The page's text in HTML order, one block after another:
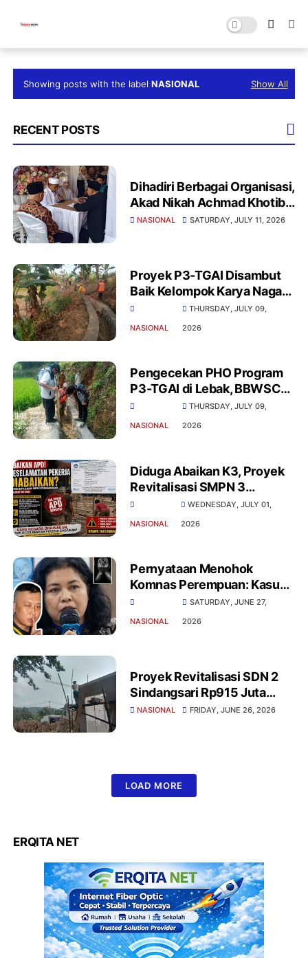
Showing posts with the labelNASIONAL Show All
RECENT POSTS
Dihadiri Berbagai Organisasi,
Akad Nikah Achmad Khotib
dan Wiwin Winarti
NASIONAL SATURDAY, JULY 11, 2026
Proyek P3-TGAI Disambut
Baik Kelompok Karya Naga
Cihara Lebak, Pastikan
Gunakan Material
NASIONAL
THURSDAY, JULY 09,
2026
Pengecekan PHO Program
P3-TGAI di Lebak, BBWSC3:
Fisik Irigasi Sesuai
Spesifikasi
NASIONAL
THURSDAY, JULY 09,
2026
Diduga Abaikan K3, Proyek
Revitalisasi SMPN 3
Panggarangan Sorotan
NASIONAL
WEDNESDAY, JULY 01,
2026
Pernyataan Menohok
Komnas Perempuan: Kasus
Dugaan Penyekapan di
Bandung Belum Masuk
NASIONAL
SATURDAY, JUNE 27,
2026
Proyek Revitalisasi SDN 2
Sindangsari Rp915 Juta
Diduga Monopoli Pihak
NASIONAL FRIDAY, JUNE 26, 2026
LOAD MORE
ERQITA NET